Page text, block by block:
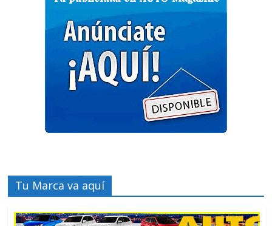
Tu Marca va aquí